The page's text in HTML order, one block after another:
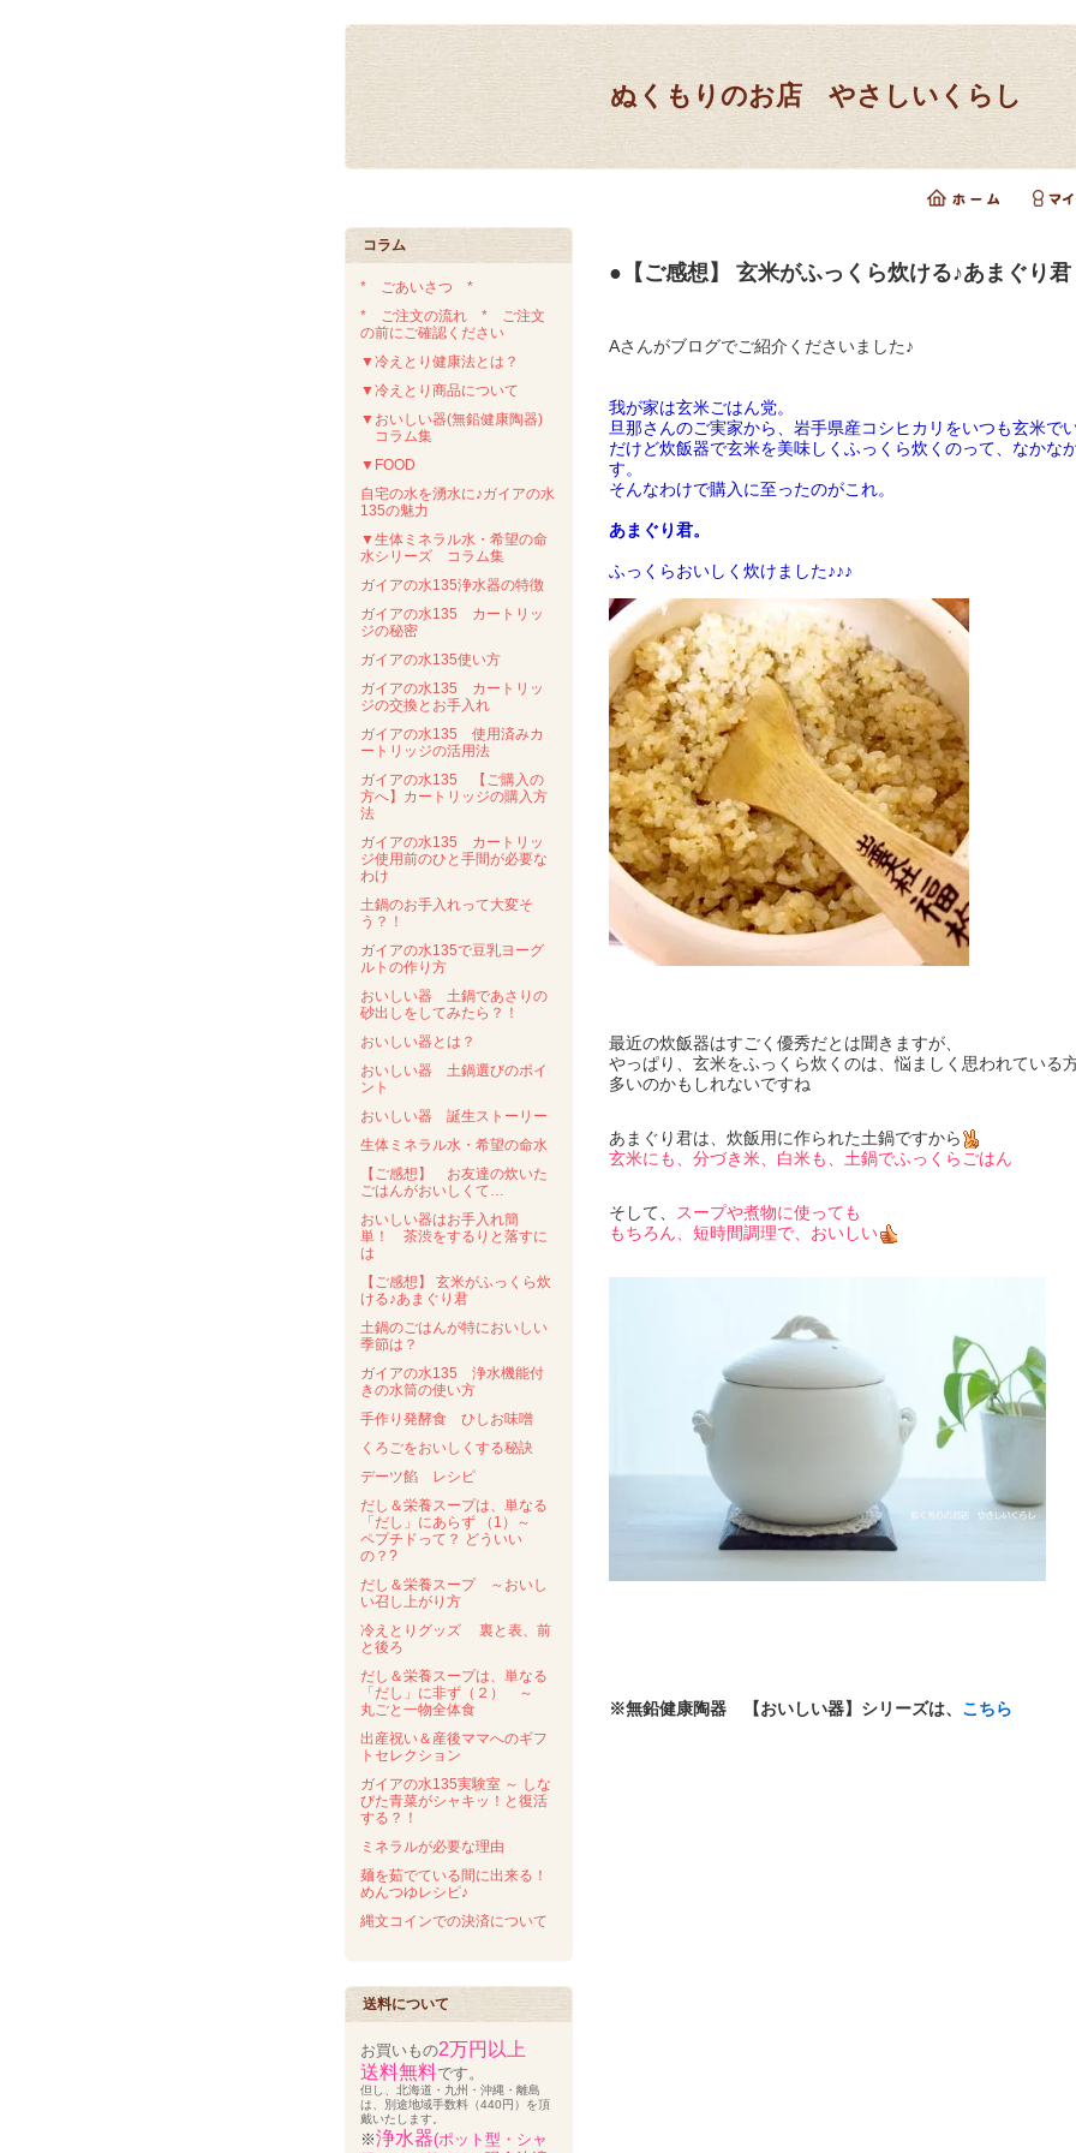
ぬくもりのお店 やさしいくらし
コラム
* ごあいさつ *
* ご注文の流れ * ご注文
の前にご確認ください
▼冷えとり健康法とは？
▼冷えとり商品について
▼おいしい器(無鉛健康陶器)
コラム集
▼FOOD
自宅の水を湧水に♪ガイアの水
135の魅力
▼生体ミネラル水・希望の命
水シリーズ コラム集
ガイアの水135浄水器の特徴
ガイアの水135 カートリッ
ジの秘密
ガイアの水135使い方
ガイアの水135 カートリッ
ジの交換とお手入れ
ガイアの水135 使用済みカ
ートリッジの活用法
ガイアの水135 【ご購入の
方へ】カートリッジの購入方
法
ガイアの水135 カートリッ
ジ使用前のひと手間が必要な
わけ
土鍋のお手入れって大変そ
う？！
ガイアの水135で豆乳ヨーグ
ルトの作り方
おいしい器 土鍋であさりの
砂出しをしてみたら？！
おいしい器とは？
おいしい器 土鍋選びのポイ
ント
おいしい器 誕生ストーリー
生体ミネラル水・希望の命水
【ご感想】 お友達の炊いた
ごはんがおいしくて…
おいしい器はお手入れ簡
単！ 茶渋をするりと落すに
は
【ご感想】 玄米がふっくら炊
ける♪あまぐり君
土鍋のごはんが特においしい
季節は？
ガイアの水135 浄水機能付
きの水筒の使い方
手作り発酵食 ひしお味噌
くろごをおいしくする秘訣
デーツ餡 レシピ
だし＆栄養スープは、単なる
「だし」にあらず （1）～
ペプチドって？ どういい
の？?
だし＆栄養スープ ～おいし
い召し上がり方
冷えとりグッズ 裏と表、前
と後ろ
だし＆栄養スープは、単なる
「だし」に非ず（２） ～
丸ごと一物全体食
出産祝い＆産後ママへのギフ
トセレクション
ガイアの水135実験室 ～ しな
びた青菜がシャキッ！と復活
する？！
ミネラルが必要な理由
麺を茹でている間に出来る！
めんつゆレシピ♪
縄文コインでの決済について
送料について
お買いもの2万円以上
送料無料です。
但し、北海道・九州・沖縄・離島
は、別途地域手数料（440円）を頂
戴いたします。
※浄水器(ポット型・シャ
●【ご感想】 玄米がふっくら炊ける♪あまぐり君
Aさんがブログでご紹介くださいました♪
我が家は玄米ごはん党。
旦那さんのご実家から、岩手県産コシヒカリをいつも玄米で
だけど炊飯器で玄米を美味しくふっくら炊くのって、なかな
す。
そんなわけで購入に至ったのがこれ。
あまぐり君。
ふっくらおいしく炊けました♪♪♪
最近の炊飯器はすごく優秀だとは聞きますが、
やっぱり、玄米をふっくら炊くのは、悩ましく思われている
多いのかもしれないですね
あまぐり君は、炊飯用に作られた土鍋ですから
玄米にも、分づき米、白米も、土鍋でふっくらごはん
そして、
スープや煮物に使っても
もちろん、短時間調理で、おいしい
※無鉛健康陶器 【おいしい器】シリーズは、 こちら